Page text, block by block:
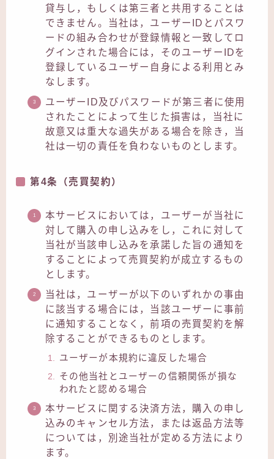
貸与し，もしくは第三者と共用することは
できません。当社は，ユーザーIDとパスワ
ードの組み合わせが登録情報と一致してロ
グインされた場合には，そのユーザーIDを
登録しているユーザー自身による利用とみ
なします。
ユーザーID及びパスワードが第三者に使用
されたことによって生じた損害は，当社に
故意又は重大な過失がある場合を除き，当
社は一切の責任を負わないものとします。
第4条（売買契約）
本サービスにおいては，ユーザーが当社に
対して購入の申し込みをし，これに対して
当社が当該申し込みを承諾した旨の通知を
することによって売買契約が成立するもの
とします。
当社は，ユーザーが以下のいずれかの事由
に該当する場合には，当該ユーザーに事前
に通知することなく，前項の売買契約を解
除することができるものとします。
ユーザーが本規約に違反した場合
その他当社とユーザーの信頼関係が損な
われたと認める場合
本サービスに関する決済方法，購入の申し
込みのキャンセル方法，または返品方法等
については，別途当社が定める方法により
ます。